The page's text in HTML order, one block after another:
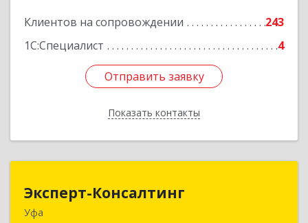
Клиентов на сопровождении
243
1С:Специалист
4
Отправить заявку
Показать контакты
Отправить заявку
Назад
Эксперт-Консалтинг
Уфа
450059, Башкортостан Респ, Уфимский р-н, Уфа